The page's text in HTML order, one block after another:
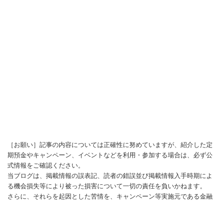
［お願い］記事の内容については正確性に努めていますが、紹介した定
期預金やキャンペーン、イベントなどを利用・参加する場合は、必ず公
式情報をご確認ください。
当ブログは、掲載情報の誤表記、読者の錯誤並び掲載情報入手時期によ
る機会損失等により被った損害について一切の責任を負いかねます。
さらに、それらを起因とした苦情を、キャンペーン等実施元である金融